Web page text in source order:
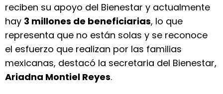
reciben su apoyo del Bienestar y actualmente
hay 3 millones de beneficiarias, lo que
representa que no están solas y se reconoce
el esfuerzo que realizan por las familias
mexicanas, destacó la secretaria del Bienestar,
Ariadna Montiel Reyes.